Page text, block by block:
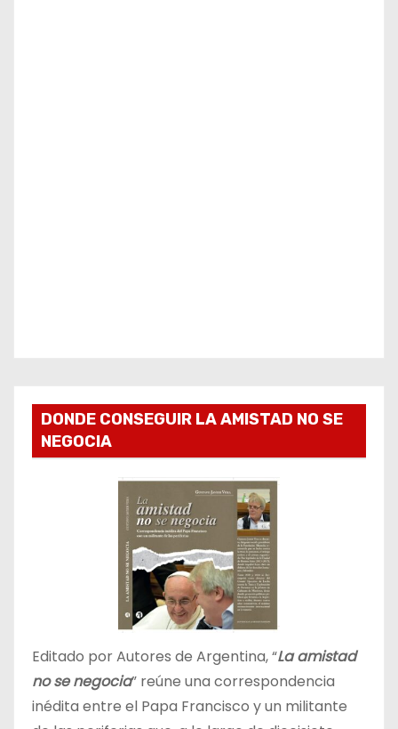
DONDE CONSEGUIR LA AMISTAD NO SE
NEGOCIA
Editado por Autores de Argentina, “La amistad
no se negocia” reúne una correspondencia
inédita entre el Papa Francisco y un militante